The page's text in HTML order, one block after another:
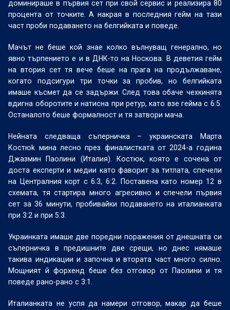
доминираше в първия сет при свой сервис и реализира 80
процента от точките. А накрая в последния гейм на тази
част проби подаването на белгийката и поведе.
Мачът не беше кой знае колко вълнуващ генерално, но
явно търпението е и в ДНК-то на Носкова. В деветия гейм
на втория сет тя вече беше на прага на продължаване,
когато подсигури три точки за пробив, но белгийката
имаше късмет да се задържи. След това обаче чехкинята
вдигна оборотите и натисна при ретур, като взе гейма с 6:5.
Останалото беше формалност и тя затвори мача.
Нейната следваща съперничка – украинската Марта
Костюk мина лесно през финалистката от 2024-а година
Джазмин Паолини (Италия). Костюк, която е сочена от
доста експерти и медии като фаворит за титлата, спечели
на Централния корт с 6:3, 6:2. Поставена като номер 12 в
схемата, тя стартира много агресивно и спечели първия
сет за 36 минути, пробивайки подаването на италианката
при 3:2 и при 5:3.
Украинката имаше две поредни поражения от днешната си
съперничка в предишните две срещи, но днес нямаше
такива индикации и започна и втората част много силно.
Мощният й форхенд беше без отговор от Паолини и тя
поведе рано-рано с 3:1.
Италианката не успя да намери отговор, макар да беше